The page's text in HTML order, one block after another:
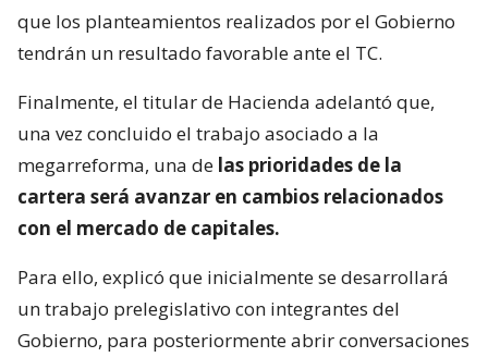
que los planteamientos realizados por el Gobierno
tendrán un resultado favorable ante el TC.
Finalmente, el titular de Hacienda adelantó que,
una vez concluido el trabajo asociado a la
megarreforma, una de las prioridades de la
cartera será avanzar en cambios relacionados
con el mercado de capitales.
Para ello, explicó que inicialmente se desarrollará
un trabajo prelegislativo con integrantes del
Gobierno, para posteriormente abrir conversaciones